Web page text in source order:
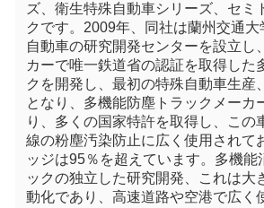
ズ、衛生特殊自動車シリーズ、セミ
クです。2009年、同社は蘭州交通
自動車の研究開発センターを設立し
カーで唯一鉄道省の認証を取得した
クを開発し、最初の特殊自動車生産
となり、多機能防塵トラックメーカ
り、多くの国家特許を取得し、この
線の粉塵汚染防止に広く使用されて
ッジは95％を超えています。多機能
ックの独立した研究開発、これは大
動化であり、高速道路や空港で広く